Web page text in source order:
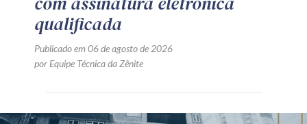
qualificada
Publicado em 06 de agosto de 2026
por Equipe Técnica da Zênite